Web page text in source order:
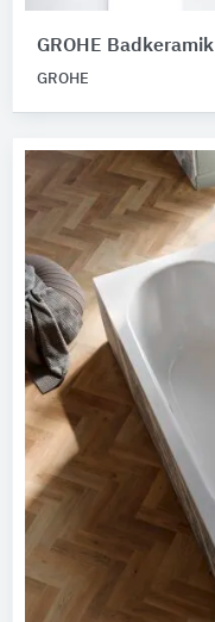
GROHE Badkeramik
GROHE